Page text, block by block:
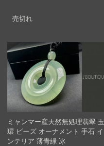
売切れ
ミャンマー産天然無処理翡翠 玉
環 ビーズ オーナメント 手石 イ
ンテリア 薄青緑 冰